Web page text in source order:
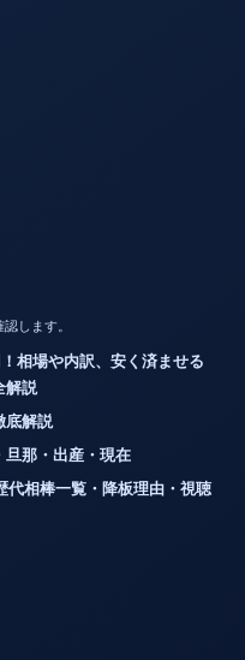
します。
相場や内訳、安く済ませる
解説
底解説
旦那・出産・現在
代相棒一覧・降板理由・視聴